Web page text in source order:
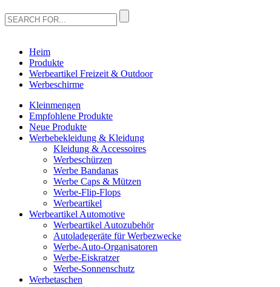
Heim
Produkte
Werbeartikel Freizeit & Outdoor
Werbeschirme
Kleinmengen
Empfohlene Produkte
Neue Produkte
Werbebekleidung & Kleidung
Kleidung & Accessoires
Werbeschürzen
Werbe Bandanas
Werbe Caps & Mützen
Werbe-Flip-Flops
Werbeartikel
Werbeartikel Automotive
Werbeartikel Autozubehör
Autoladegeräte für Werbezwecke
Werbe-Auto-Organisatoren
Werbe-Eiskratzer
Werbe-Sonnenschutz
Werbetaschen